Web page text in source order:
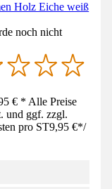
Holz Eiche weiß
noch nicht
€ * Alle Preise
und ggf. zzgl.
pro ST9,95 €*/